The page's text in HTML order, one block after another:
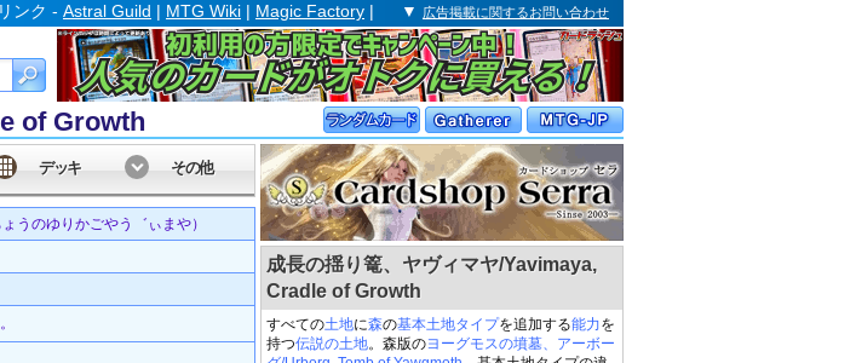
ンク - Astral Guild | MTG Wiki | Magic Factory | ▼ 広告掲載に関するお問い合わせ
of Growth
成長の揺り篭、ヤヴィマヤ/Yavimaya,
Cradle of Growth
すべての土地に森の基本土地タイプを追加する能力を
持つ伝説の土地。森版のヨーグモスの墳墓、アーボー
デッキ その他
ょうのゆりかごやう゛ぃまや）